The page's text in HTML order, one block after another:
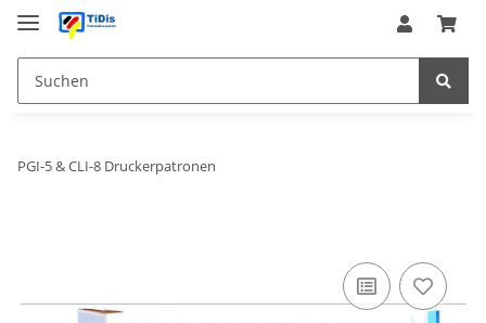
PGI-5 & CLI-8 Druckerpatronen